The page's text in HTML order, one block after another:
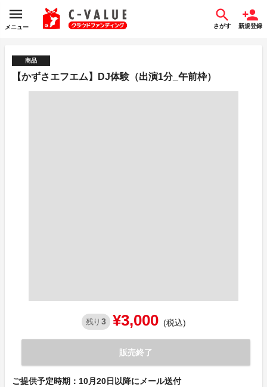
メニュー さがす 新規登録
商品
【かずさエフエム】DJ体験（出演1分_午前枠）
残り 3 ¥3,000 (税込)
販売終了
ご提供予定時期：10月20日以降にメール送付